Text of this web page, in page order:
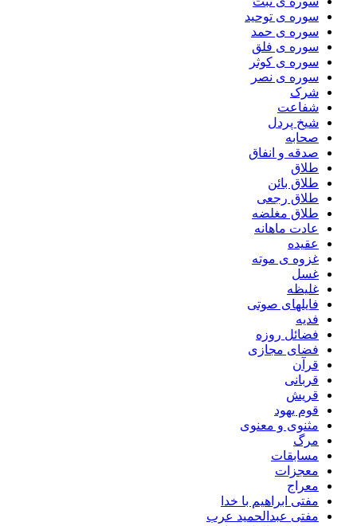
سوره ی توحید
سوره ی حمد
سوره ی فلق
سوره ی کوثر
سوره ی نصر
شرک
شفاعت
شیخ پردل
صحابه
صدقه و انفاق
طلاق
طلاق بائن
طلاق رجعی
طلاق مغلضه
عادت ماهانه
عقیده
غزوه ی موته
غسل
غلیظه
فایلهای صوتی
فدیه
فضائل روزه
فضای مجازی
قرآن
قربانی
قریش
قوم یهود
مثنوی و معنوی
مرگ
مسابقات
معجزات
معراج
مفتی ابراهیم با خدا
مفتی عبدالحمید عرب